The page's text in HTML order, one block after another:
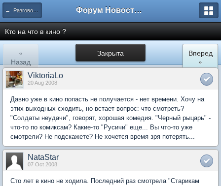
← Разговоры обо всем Форум Новостройки
Кто на что в кино ?
Закрыта
«
Назад
Вперед
»
ViktoriaLo
20 Aug 2008
Давно уже в кино попасть не получается - нет времени. Хочу на
этих выходных сходить, но встает вопрос: что смотреть?
"Солдаты неудачи", говорят, хорошая комедия. "Черный рыцарь" -
что-то по комиксам? Какие-то "Русичи" еще... Вы что-то уже
смотрели? Не подскажете? Не хочется время зря потерять...
NataStar
07 Oct 2008
Сто лет в кино не ходила. Последний раз смотрела "Старикам